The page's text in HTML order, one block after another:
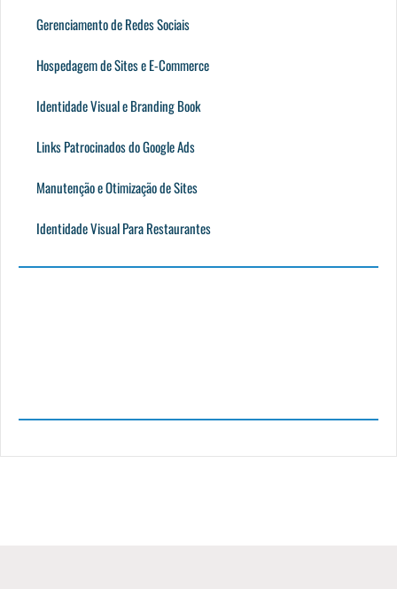
Gerenciamento de Redes Sociais
Hospedagem de Sites e E-Commerce
Identidade Visual e Branding Book
Links Patrocinados do Google Ads
Manutenção e Otimização de Sites
Identidade Visual Para Restaurantes